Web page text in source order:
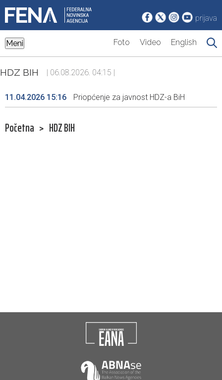
prijava
Meni Foto Video English
HDZ BIH | 06.08.2026. 04:15 |
11.04.2026 15:16 Priopćenje za javnost HDZ-a BiH
Početna > HDZ BIH